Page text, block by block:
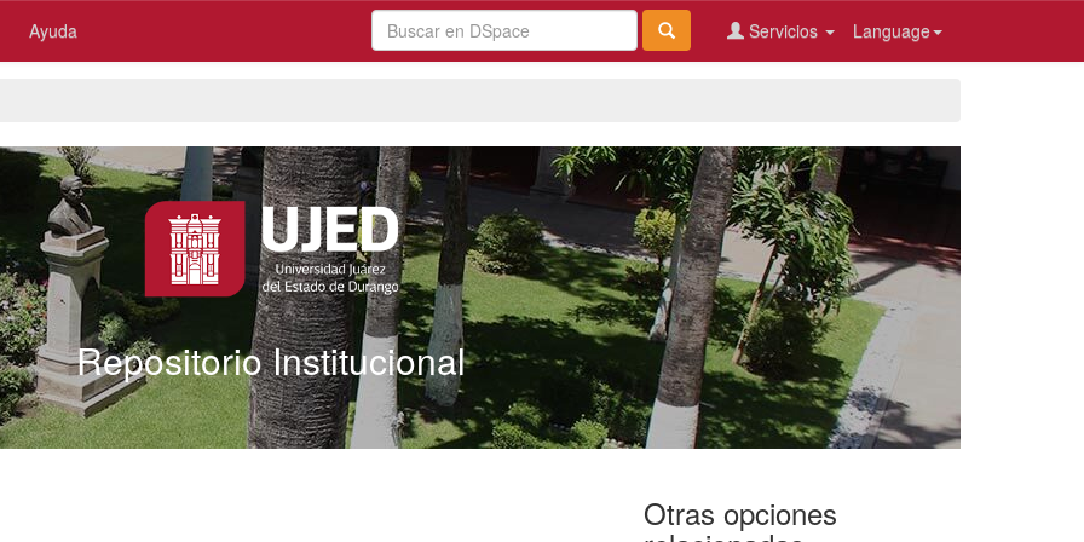
Ayuda Language
Servicios
Repositorio Institucional
Otras opciones